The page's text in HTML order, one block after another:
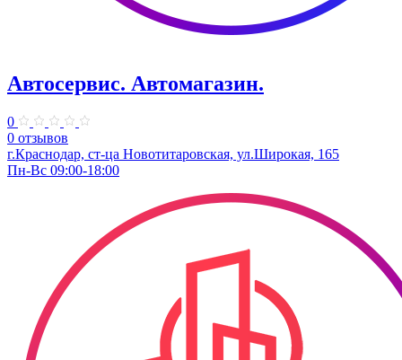
Автосервис. Автомагазин.
0
0 отзывов
г.Краснодар, ст-ца Новотитаровская, ул.Широкая, 165
Пн-Вс 09:00-18:00